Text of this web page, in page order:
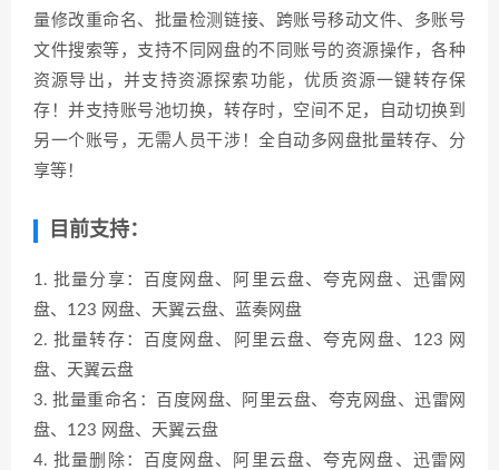
量修改重命名、批量检测链接、跨账号移动文件、多账号
文件搜索等，支持不同网盘的不同账号的资源操作，各种
资源导出，并支持资源探索功能，优质资源一键转存保
存！并支持账号池切换，转存时，空间不足，自动切换到
另一个账号，无需人员干涉！全自动多网盘批量转存、分
享等！
目前支持：
1. 批量分享：百度网盘、阿里云盘、夸克网盘、迅雷网
盘、123 网盘、天翼云盘、蓝奏网盘
2. 批量转存：百度网盘、阿里云盘、夸克网盘、123 网
盘、天翼云盘
3. 批量重命名：百度网盘、阿里云盘、夸克网盘、迅雷网
盘、123 网盘、天翼云盘
4. 批量删除：百度网盘、阿里云盘、夸克网盘、迅雷网